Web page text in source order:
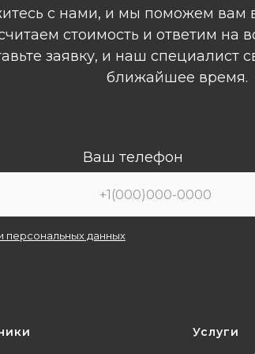
с нами, и мы поможем вам
стоимость и ответим на
заявку, и наш специалист
ближайшее время.
Ваш телефон
персональных данных
Услуги